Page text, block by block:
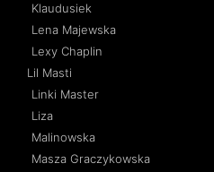
Klaudusiek
Lena Majewska
Lexy Chaplin
Lil Masti
Linki Master
Liza
Malinowska
Masza Graczykowska